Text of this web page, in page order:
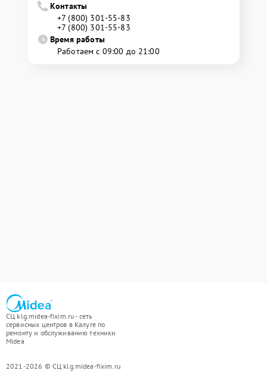
Контакты
+7 (800) 301-55-83
+7 (800) 301-55-83
Время работы
Работаем с 09:00 до 21:00
СЦ klg.midea-fixim.ru - сеть
сервисных центров в Калуге по
ремонту и обслуживанию техники
Midea
2021-2026 © СЦ klg.midea-fixim.ru